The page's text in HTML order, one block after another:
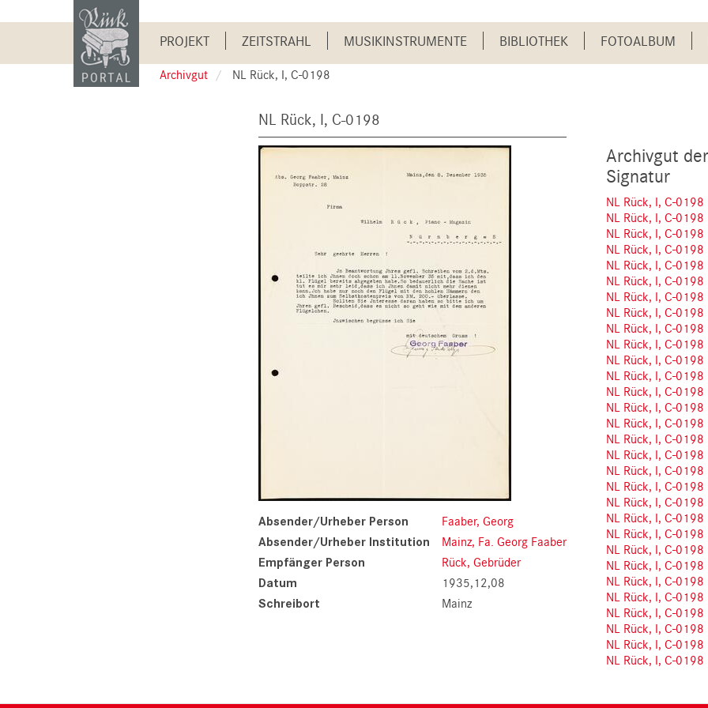
to
Main
navigation
PROJEKT ZEITSTRAHL MUSIKINSTRUMENTE BIBLIOTHEK FOTOALBUM
Archivgut NL Rück, I, C-0198
NL Rück, I, C-0198
Absender/Urheber Person Faaber, Georg
Absender/Urheber Institution Mainz, Fa. Georg Faaber
Empfänger Person Rück, Gebrüder
Datum 1935,12,08
Schreibort Mainz
Archivgut
Signatur
NL Rück, I, C-0198
NL Rück, I, C-0198
NL Rück, I, C-0198
NL Rück, I, C-0198
NL Rück, I, C-0198
NL Rück, I, C-0198
NL Rück, I, C-0198
NL Rück, I, C-0198
NL Rück, I, C-0198
NL Rück, I, C-0198
NL Rück, I, C-0198
NL Rück, I, C-0198
NL Rück, I, C-0198
NL Rück, I, C-0198
NL Rück, I, C-0198
NL Rück, I, C-0198
NL Rück, I, C-0198
NL Rück, I, C-0198
NL Rück, I, C-0198
NL Rück, I, C-0198
NL Rück, I, C-0198
NL Rück, I, C-0198
NL Rück, I, C-0198
NL Rück, I, C-0198
NL Rück, I, C-0198
NL Rück, I, C-0198
NL Rück, I, C-0198
NL Rück, I, C-0198
NL Rück, I, C-0198
NL Rück, I, C-0198